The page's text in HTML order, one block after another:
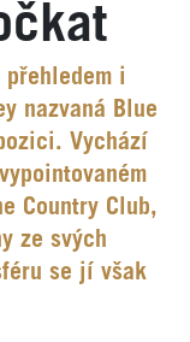
i
nazvaná Blue
Vychází
Country Club,
ze svých
se jí však